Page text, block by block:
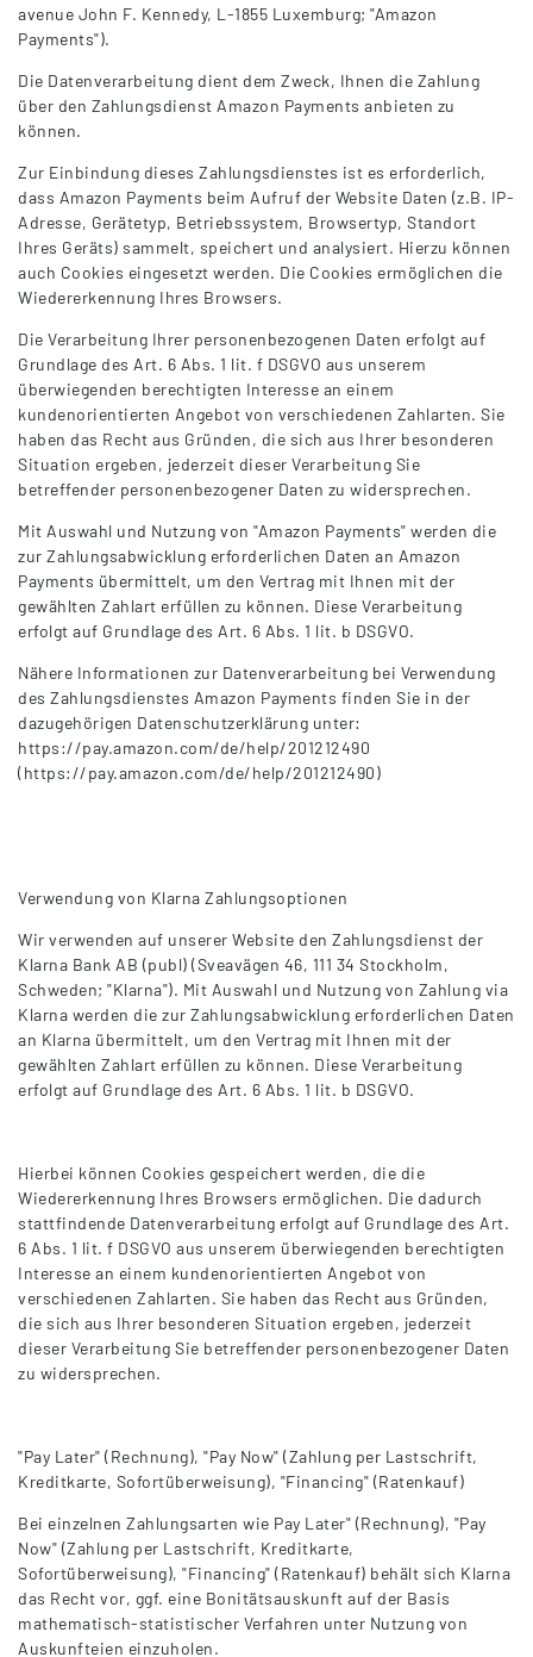
avenue John F. Kennedy, L-1855 Luxemburg; "Amazon
Payments").
Die Datenverarbeitung dient dem Zweck, Ihnen die Zahlung
über den Zahlungsdienst Amazon Payments anbieten zu
können.
Zur Einbindung dieses Zahlungsdienstes ist es erforderlich,
dass Amazon Payments beim Aufruf der Website Daten (z.B. IP-
Adresse, Gerätetyp, Betriebssystem, Browsertyp, Standort
Ihres Geräts) sammelt, speichert und analysiert. Hierzu können
auch Cookies eingesetzt werden. Die Cookies ermöglichen die
Wiedererkennung Ihres Browsers.
Die Verarbeitung Ihrer personenbezogenen Daten erfolgt auf
Grundlage des Art. 6 Abs. 1 lit. f DSGVO aus unserem
überwiegenden berechtigten Interesse an einem
kundenorientierten Angebot von verschiedenen Zahlarten. Sie
haben das Recht aus Gründen, die sich aus Ihrer besonderen
Situation ergeben, jederzeit dieser Verarbeitung Sie
betreffender personenbezogener Daten zu widersprechen.
Mit Auswahl und Nutzung von "Amazon Payments" werden die
zur Zahlungsabwicklung erforderlichen Daten an Amazon
Payments übermittelt, um den Vertrag mit Ihnen mit der
gewählten Zahlart erfüllen zu können. Diese Verarbeitung
erfolgt auf Grundlage des Art. 6 Abs. 1 lit. b DSGVO.
Nähere Informationen zur Datenverarbeitung bei Verwendung
des Zahlungsdienstes Amazon Payments finden Sie in der
dazugehörigen Datenschutzerklärung unter:
https://pay.amazon.com/de/help/201212490
(https://pay.amazon.com/de/help/201212490)
Verwendung von Klarna Zahlungsoptionen
Wir verwenden auf unserer Website den Zahlungsdienst der
Klarna Bank AB (publ) (Sveavägen 46, 111 34 Stockholm,
Schweden; "Klarna"). Mit Auswahl und Nutzung von Zahlung via
Klarna werden die zur Zahlungsabwicklung erforderlichen Daten
an Klarna übermittelt, um den Vertrag mit Ihnen mit der
gewählten Zahlart erfüllen zu können. Diese Verarbeitung
erfolgt auf Grundlage des Art. 6 Abs. 1 lit. b DSGVO.
Hierbei können Cookies gespeichert werden, die die
Wiedererkennung Ihres Browsers ermöglichen. Die dadurch
stattfindende Datenverarbeitung erfolgt auf Grundlage des Art.
6 Abs. 1 lit. f DSGVO aus unserem überwiegenden berechtigten
Interesse an einem kundenorientierten Angebot von
verschiedenen Zahlarten. Sie haben das Recht aus Gründen,
die sich aus Ihrer besonderen Situation ergeben, jederzeit
dieser Verarbeitung Sie betreffender personenbezogener Daten
zu widersprechen.
"Pay Later" (Rechnung), "Pay Now" (Zahlung per Lastschrift,
Kreditkarte, Sofortüberweisung), "Financing" (Ratenkauf)
Bei einzelnen Zahlungsarten wie Pay Later" (Rechnung), "Pay
Now" (Zahlung per Lastschrift, Kreditkarte,
Sofortüberweisung), "Financing" (Ratenkauf) behält sich Klarna
das Recht vor, ggf. eine Bonitätsauskunft auf der Basis
mathematisch-statistischer Verfahren unter Nutzung von
Auskunfteien einzuholen.